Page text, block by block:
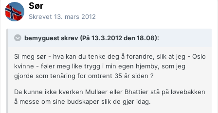
Sør
Skrevet 13. mars 2012
bemyguest skrev (På 13.3.2012 den 18.08):
Si meg sør - hva kan du tenke deg å forandre, slik at jeg - Oslo
kvinne - føler meg like trygg i min egen hjemby, som jeg
gjorde som tenåring for omtrent 35 år siden ?
Da kunne ikke kverken Mullaer eller Bhattier stå på løvebakken
å messe om sine budskaper slik de gjør idag.